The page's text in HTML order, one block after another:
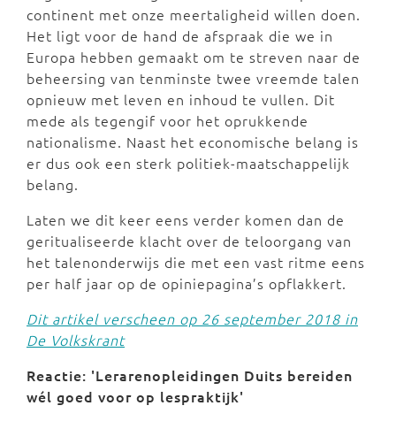
continent met onze meertaligheid willen doen.
Het ligt voor de hand de afspraak die we in
Europa hebben gemaakt om te streven naar de
beheersing van tenminste twee vreemde talen
opnieuw met leven en inhoud te vullen. Dit
mede als tegengif voor het oprukkende
nationalisme. Naast het economische belang is
er dus ook een sterk politiek-maatschappelijk
belang.
Laten we dit keer eens verder komen dan de
geritualiseerde klacht over de teloorgang van
het talenonderwijs die met een vast ritme eens
per half jaar op de opiniepagina’s opflakkert.
Dit artikel verscheen op 26 september 2018 in
De Volkskrant
Reactie: 'Lerarenopleidingen Duits bereiden
wél goed voor op lespraktijk'